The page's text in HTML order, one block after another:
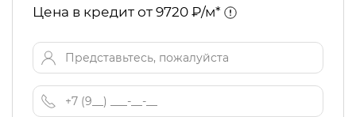
Цена в кредит от 9720 ₽/м*